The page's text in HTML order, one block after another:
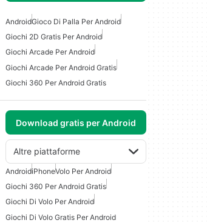
AndroidGioco Di Palla Per Android
Giochi 2D Gratis Per Android
Giochi Arcade Per Android
Giochi Arcade Per Android Gratis
Giochi 360 Per Android Gratis
Download gratis per Android
Altre piattaforme
AndroidiPhoneVolo Per Android
Giochi 360 Per Android Gratis
Giochi Di Volo Per Android
Giochi Di Volo Gratis Per Android